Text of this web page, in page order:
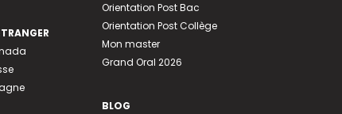
Orientation Post Bac
Orientation Post Collège
Mon master
Grand Oral 2026
BLOG